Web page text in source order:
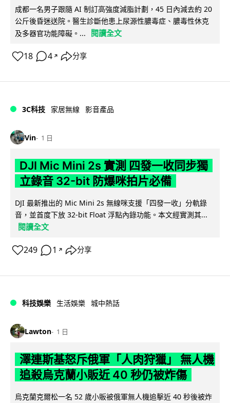
成都一名男子跟隨 AI 制訂高強度減脂計劃，45 日內減去約 20
公斤後昏迷送院。醫生診斷他患上尿源性膿毒症、膿毒性休克
及多器官功能障礙。...
閱讀全文
18 4 ↗ 分享
3C科技 家居無線 影音產品
Vin 1 日
DJI Mic Mini 2s 實測 四發一收同步獨
立錄音 32-bit 防爆咪拍片必備
DJI 最新推出的 Mic Mini 2s 無線咪支援「四發一收」分軌錄
音，並首度下放 32-bit Float 浮點內錄功能。本文經實測其...
閱讀全文
249 1 ↗ 分享
科技娛樂 生活娛樂 城中熱話
Lawton 1 日
澤連斯基怒斥俄軍「人肉狩獵」 無人機
追殺烏克蘭小販近 40 秒仍被炸傷
烏克蘭克爾松一名 52 歲小販被俄軍無人機追擊近 40 秒後被炸